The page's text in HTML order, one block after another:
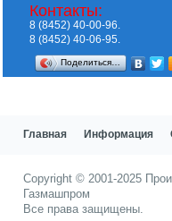
Контакты:
8 (8452) 40-00-96.
8 (8452) 40-06-95.
Поделиться…
Главная Информация
Copyright © 2001-2025
Газмашпром
Все права защищены.